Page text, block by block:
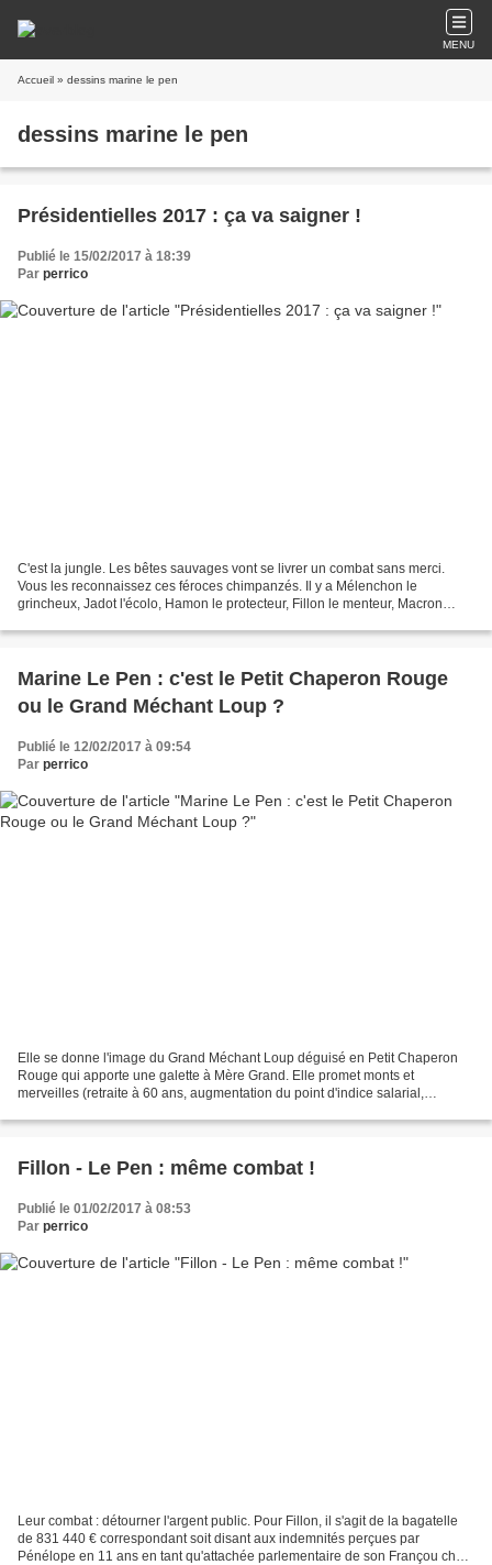
MENU
Accueil » dessins marine le pen
dessins marine le pen
Présidentielles 2017 : ça va saigner !
Publié le 15/02/2017 à 18:39
Par perrico
C'est la jungle. Les bêtes sauvages vont se livrer un combat sans merci.
Vous les reconnaissez ces féroces chimpanzés. Il y a Mélenchon le
grincheux, Jadot l'écolo, Hamon le protecteur, Fillon le menteur, Macron
Marine Le Pen : c'est le Petit Chaperon Rouge
ou le Grand Méchant Loup ?
Publié le 12/02/2017 à 09:54
Par perrico
Elle se donne l'image du Grand Méchant Loup déguisé en Petit Chaperon
Rouge qui apporte une galette à Mère Grand. Elle promet monts et
merveilles (retraite à 60 ans, augmentation du point d'indice salarial,
Fillon - Le Pen : même combat !
Publié le 01/02/2017 à 08:53
Par perrico
Leur combat : détourner l'argent public. Pour Fillon, il s'agit de la bagatelle
de 831 440 € correspondant soit disant aux indemnités perçues par
Pénélope en 11 ans en tant qu'attachée parlementaire de son Françou chéri